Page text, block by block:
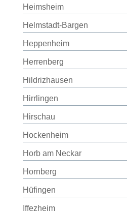
Heimsheim
Helmstadt-Bargen
Heppenheim
Herrenberg
Hildrizhausen
Hirrlingen
Hirschau
Hockenheim
Horb am Neckar
Hornberg
Hüfingen
Iffezheim